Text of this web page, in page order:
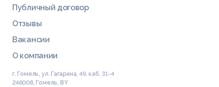
Публичный договор
Отзывы
Вакансии
О компании
г. Гомель, ул. Гагарина, 49, каб. 31-4
246008, Гомель, BY